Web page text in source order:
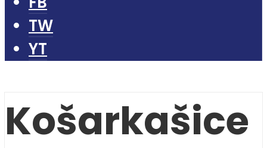
TW
YT
Košarkašice